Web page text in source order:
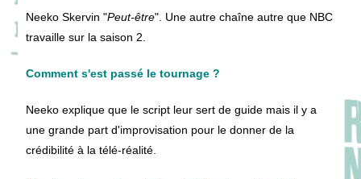
Neeko Skervin "Peut-être". Une autre chaîne autre que NBC
travaille sur la saison 2.
Comment s'est passé le tournage ?
Neeko explique que le script leur sert de guide mais il y a
une grande part d'improvisation pour le donner de la
crédibilité à la télé-réalité.